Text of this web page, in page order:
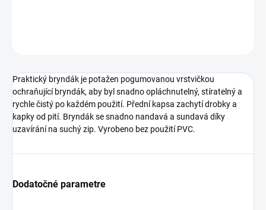
Praktický bryndák je potažen pogumovanou vrstvičkou
ochraňující bryndák, aby byl snadno opláchnutelný, stíratelný a
rychle čistý po každém použití. Přední kapsa zachytí drobky a
kapky od pití. Bryndák se snadno nandavá a sundavá díky
uzavírání na suchý zip. Vyrobeno bez použití PVC.
Dodatočné parametre